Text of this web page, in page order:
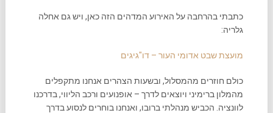
כתבתי בהרחבה על האירוע המדהים הזה כאן, ויש גם אחלה
גלריה:
מועצת שבט אדומי העור – דו"גיגים
כולם חוזרים מהמסלול, ובשעות הצהרים אנחנו מתקפלים
מהמלון ברימיני ויוצאים לדרך – אופנועים ורכב הליווי, בדרכנו
לוונציה. הכביש מנהלתי ברובו, ואנחנו בוחרים לנסוע בדרך